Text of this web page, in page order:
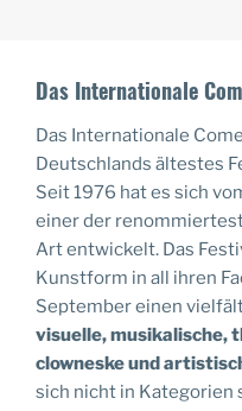
Das Internationale
Das Internationale
Deutschlands ältestes
Seit 1976 hat es sich
einer der
Art entwickelt. Das
Kunstform in all ihren
September einen
visuelle, musikalische,
clowneske und
sich nicht in Kategorien